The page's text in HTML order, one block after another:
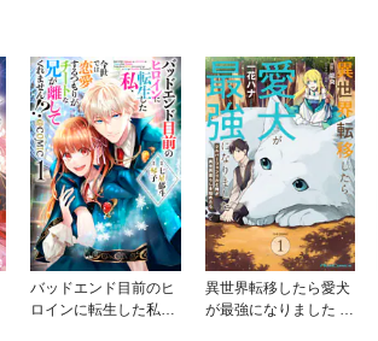
バッドエンド目前のヒ
ロインに転生した私、
異世界転移したら愛犬
が最強になりました ～